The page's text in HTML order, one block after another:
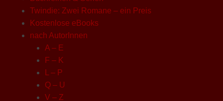
Twindie: Zwei Romane – ein Preis
Kostenlose eBooks
nach AutorInnen
A – E
F – K
L – P
Q – U
V – Z